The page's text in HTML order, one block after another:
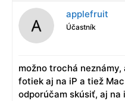
applefruit
Účastník
možno trochá
fotiek aj na iP a tiež
odporúčam skúsiť, aj na